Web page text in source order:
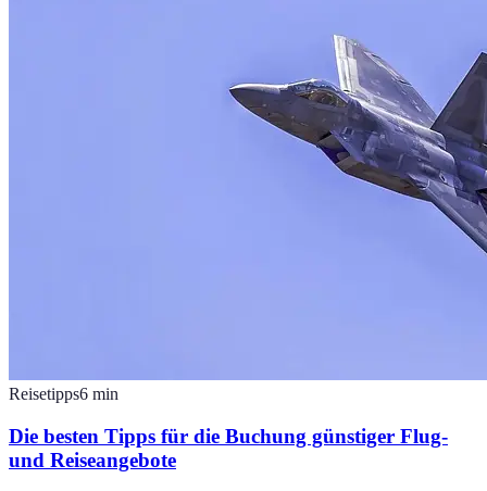
Reisetipps6 min
Die besten Tipps für die Buchung günstiger Flug-
und Reiseangebote